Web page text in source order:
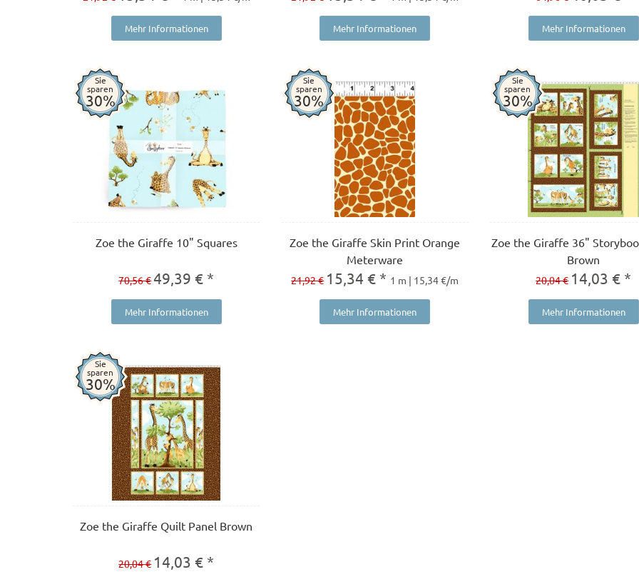
Mehr Informationen Mehr Informationen Mehr Informationen
Sie
sparen
30%
Zoe the Giraffe 10" Squares
70,56 €49,39 € *
Mehr Informationen
Sie
sparen
30%
Zoe the Giraffe Skin Print Orange
Meterware
21,92 € 15,34 € * 1 m | 15,34 €/m
Mehr Informationen
Sie
sparen
30%
Zoe the Giraffe 36"
Brown
20,04 € 14,03 € *
Mehr Informationen
Sie
sparen
30%
Zoe the Giraffe Quilt Panel Brown
20,04 € 14,03 € *